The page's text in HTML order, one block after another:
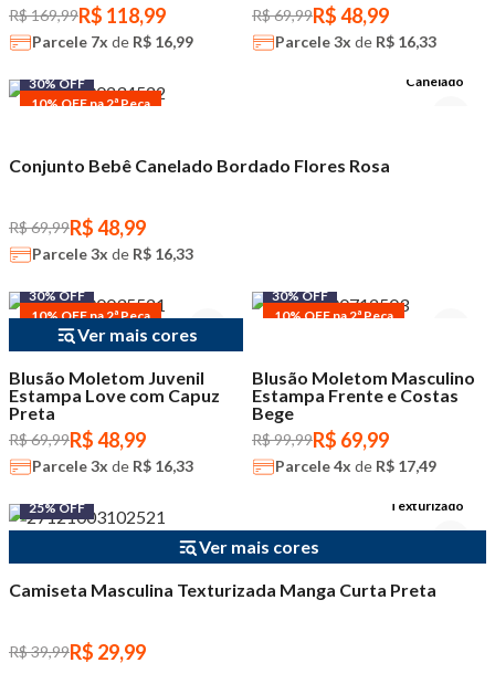
R$ 169,99R$ 118,99
Parcele 7x de R$ 16,99
R$ 69,99R$ 48,99
Parcele3x de R$ 16,33
30% OFF
10% OFF na 2ª Peça
Canelado
Conjunto Bebê Canelado Bordado Flores Rosa
R$ 69,99R$ 48,99
Parcele3x de R$ 16,33
30% OFF
10% OFF na 2ª Peça
Ver mais cores
Blusão Moletom Juvenil
Estampa Love com Capuz
Preta
R$ 69,99R$ 48,99
Parcele3x de R$ 16,33
30% OFF
10% OFF na 2ª Peça
Blusão Moletom Masculino
Estampa Frente e Costas
Bege
R$ 99,99R$ 69,99
Parcele4x de R$ 17,49
25% OFF Texturizado
Ver mais cores
Camiseta Masculina Texturizada Manga Curta Preta
R$ 39,99R$ 29,99